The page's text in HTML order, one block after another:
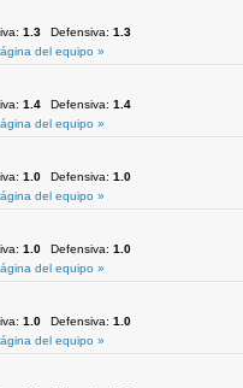
1.3 Defensiva: 1.3
del equipo »
1.4 Defensiva: 1.4
del equipo »
1.0 Defensiva: 1.0
del equipo »
1.0 Defensiva: 1.0
del equipo »
1.0 Defensiva: 1.0
del equipo »